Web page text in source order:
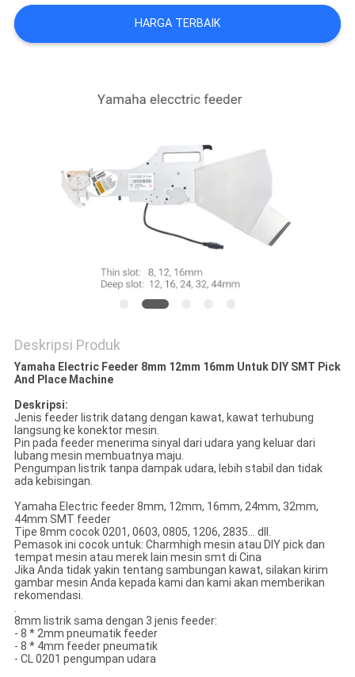
PETA
SITUS
KEBIJAKAN
HARGA TERBAIK
Deskripsi Produk
Yamaha Electric Feeder 8mm 12mm 16mm Untuk DIY SMT Pick
And Place Machine
Deskripsi:
Jenis feeder listrik datang dengan kawat, kawat terhubung
langsung ke konektor mesin.
Pin pada feeder menerima sinyal dari udara yang keluar dari
lubang mesin membuatnya maju.
Pengumpan listrik tanpa dampak udara, lebih stabil dan tidak
ada kebisingan.
Yamaha Electric feeder 8mm, 12mm, 16mm, 24mm, 32mm,
44mm SMT feeder
Tipe 8mm cocok 0201, 0603, 0805, 1206, 2835... dll.
Pemasok ini cocok untuk: Charmhigh mesin atau DIY pick dan
tempat mesin atau merek lain mesin smt di Cina
Jika Anda tidak yakin tentang sambungan kawat, silakan kirim
gambar mesin Anda kepada kami dan kami akan memberikan
rekomendasi.
.
8mm listrik sama dengan 3 jenis feeder:
- 8 * 2mm pneumatik feeder
- 8 * 4mm feeder pneumatik
- CL 0201 pengumpan udara